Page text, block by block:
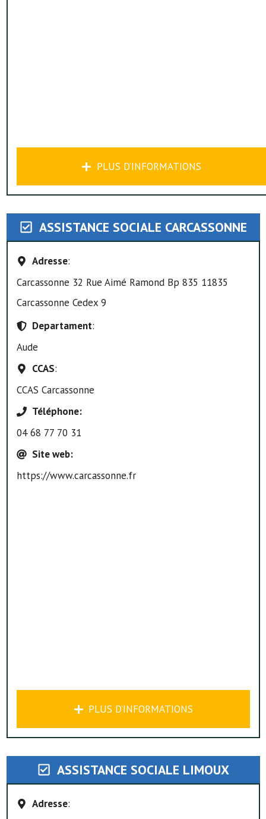
PLUS D’INFORMATIONS
ASSISTANCE SOCIALE CARCASSONNE
Adresse:
Carcassonne 32 Rue Aimé Ramond Bp 835 11835
Carcassonne Cedex 9
Departament:
Aude
CCAS:
CCAS Carcassonne
Téléphone:
04 68 77 70 31
Site web:
https://www.carcassonne.fr
PLUS D’INFORMATIONS
ASSISTANCE SOCIALE LIMOUX
Adresse: